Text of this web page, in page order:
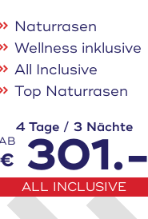
Naturrasen
Wellness inklusive
All Inclusive
Top Naturrasen
4 Tage / 3 Nächte
€ 301.-
ALL INCLUSIVE